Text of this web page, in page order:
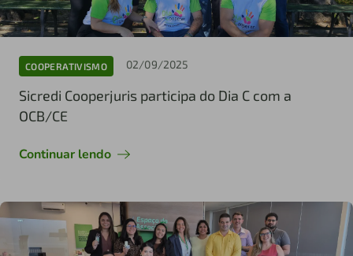
COOPERATIVISMO 02/09/2025
Sicredi Cooperjuris participa do Dia C com a
OCB/CE
Continuar lendo